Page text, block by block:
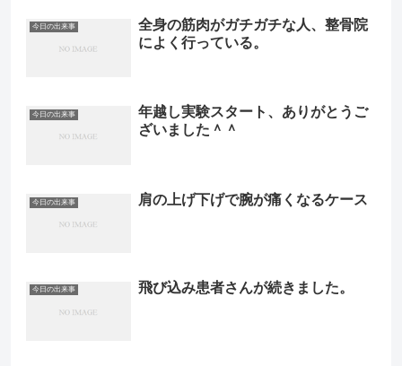
今日の出来事
全身の筋肉がガチガチな人、整骨院
によく行っている。
今日の出来事
年越し実験スタート、ありがとうご
ざいました＾＾
今日の出来事 肩の上げ下げで腕が痛くなるケース
今日の出来事 飛び込み患者さんが続きました。